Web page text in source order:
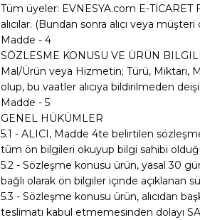
Tüm üyeler: EVNESYA.com E-
alıcılar. (Bundan sonra alıcı veya müşteri
Madde - 4
SÖZLESME KONUSU VE ÜRÜN
Mal/Ürün veya Hizmetin; Türü, Miktarı,
olup, bu vaatler alıcıya bildirilmeden
Madde - 5
GENEL HÜKÜMLER
5.1 - ALICI, Madde 4te belirtilen
tüm ön bilgileri okuyup bilgi sahibi
5.2 - Sözleşme konusu ürün, yasal 30
bağlı olarak ön bilgiler içinde açıklanan
5.3 - Sözleşme konusu ürün, alıcıdan
teslimatı kabul etmemesinden dolayı